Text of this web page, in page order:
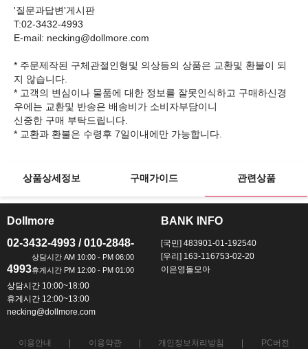
'질문과답변'게시판
T:02-3432-4993
E-mail: necking@dollmore.com
* 주문제작된 구체관절인형및 의상등의 상품은 교환및 환불이 되
지 않습니다.
* 고객의 변심이나 물품에 대한 정보를 잘못인식하고 구매하신경
우에는 교환및 반송은 배송비가 소비자부담이니
신중한 구매 부탁드립니다.
상품상세정보 구매가이드 관련상품
Dollmore
02-3432-4993 / 010-2848-
4993
상담시간 10:00~18:00
휴게시간 12:00~13:00
necking@dollmore.com
BANK INFO
[국민] 483901-01-192540
[우리] 163-116753-02-20
이은영돌모아
이용안내 이용약관 개인정보처리방침 PC버전